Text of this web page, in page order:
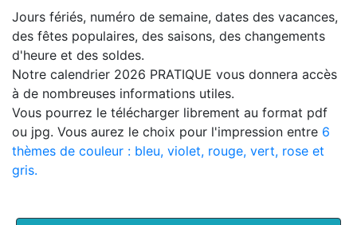
Jours fériés, numéro de semaine, dates des vacances,
des fêtes populaires, des saisons, des changements
d'heure et des soldes.
Notre calendrier 2026 PRATIQUE vous donnera accès
à de nombreuses informations utiles.
Vous pourrez le télécharger librement au format pdf
ou jpg. Vous aurez le choix pour l'impression entre 6
thèmes de couleur : bleu, violet, rouge, vert, rose et
gris.